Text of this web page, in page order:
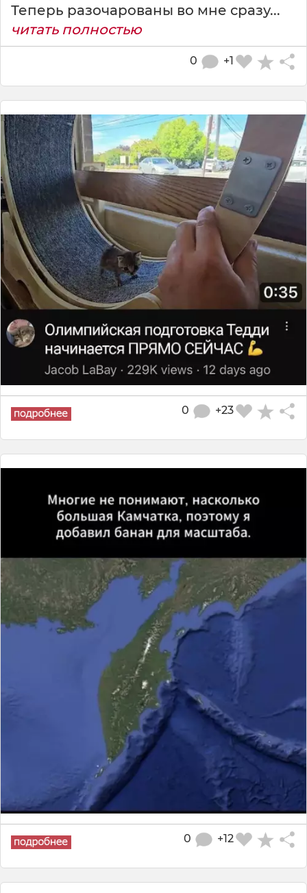
Теперь разочарованы во мне сразу...
читать полностью
+1
0
+23
0
+12
0